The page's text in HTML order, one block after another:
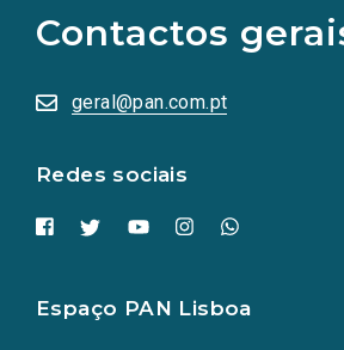
Contactos
geral@pan.com.pt
Redes sociais
redes
sociais
numa
nova
Espaço PAN Lisboa